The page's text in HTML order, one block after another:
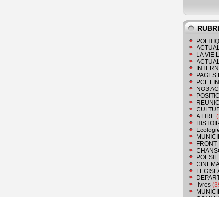
LA VIE
PAGES
PCF
NOS
A LIRE
FRONT
POESIE
CINEMA
livres